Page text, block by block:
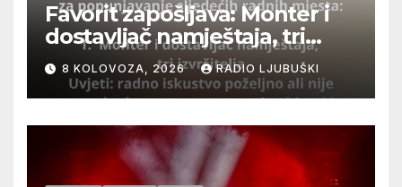
Favorit zapošljava: Monter i
dostavljač namještaja, tri
izvršitelja
8 KOLOVOZA, 2026 RADIO LJUBUŠKI